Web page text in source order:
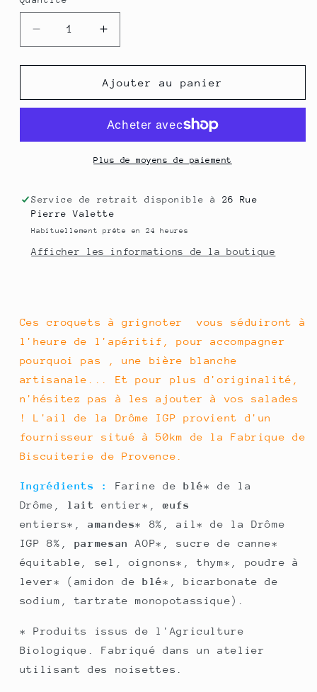
Réduire
la
quantité
Croquets
de
-
g
Augmenter
la
quantité
de
Croquets
Ail
de
la
-
g
Ajouter au panier
Plus de moyens de paiement
Service de retrait disponible à 26 Rue
Pierre Valette
Habituellement prête en 24 heures
Afficher les informations de la boutique
Ces croquets à grignoter vous séduiront à
l'heure de l'apéritif, pour accompagner
pourquoi pas , une bière blanche
artisanale... Et pour plus d'originalité,
n'hésitez pas à les ajouter à vos salades
! L'ail de la Drôme IGP provient d'un
fournisseur situé à 50km de la Fabrique de
Biscuiterie de Provence.
Ingrédients : Farine de blé* de la
Drôme, lait entier*,œufs
entiers*,amandes* 8%, ail* de la Drôme
IGP 8%, parmesan
AOP*, sucre de canne*
équitable, sel, oignons*, thym*, poudre à
lever* (amidon deblé*, bicarbonate de
sodium, tartrate monopotassique).
* Produits issus de l'Agriculture
Biologique. Fabriqué dans un atelier
utilisant des noisettes.